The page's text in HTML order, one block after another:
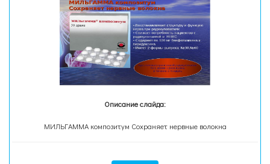
Описание слайда:
МИЛЬГАММА композитум Сохраняет нервные волокна